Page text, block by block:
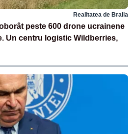
Realitatea de Braila
peste 600 drone ucrainene
Un centru logistic Wildberries,